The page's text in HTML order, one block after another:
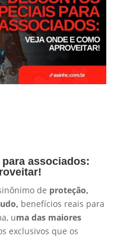
associados:
de proteção,
benefícios reais para
uma das maiores
exclusivos que os